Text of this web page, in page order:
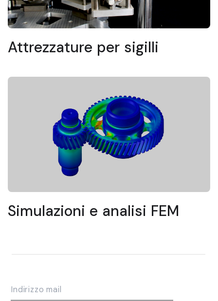
Attrezzature per sigilli
Simulazioni e analisi FEM